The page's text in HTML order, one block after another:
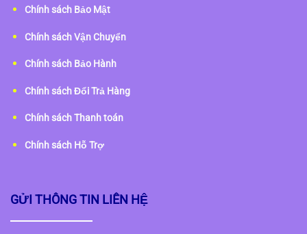
Chính sách Bảo Mật
Chính sách Vận Chuyển
Chính sách Bảo Hành
Chính sách Đổi Trả Hàng
Chính sách Thanh toán
Chính sách Hỗ Trợ
GỬI THÔNG TIN LIÊN HỆ